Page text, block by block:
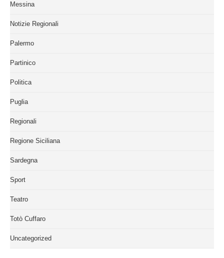
Messina
Notizie Regionali
Palermo
Partinico
Politica
Puglia
Regionali
Regione Siciliana
Sardegna
Sport
Teatro
Totò Cuffaro
Uncategorized